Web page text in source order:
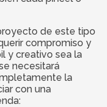
de este tipo
compromiso y
y creativo sea la
necesitará
la
con una